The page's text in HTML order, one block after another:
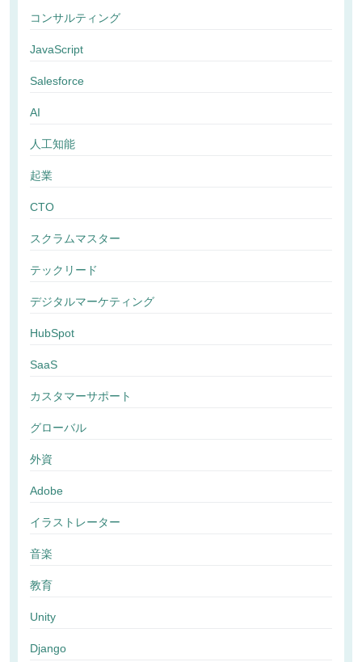
コンサルティング
JavaScript
Salesforce
AI
人工知能
起業
CTO
スクラムマスター
テックリード
デジタルマーケティング
HubSpot
SaaS
カスタマーサポート
グローバル
外資
Adobe
イラストレーター
音楽
教育
Unity
Django